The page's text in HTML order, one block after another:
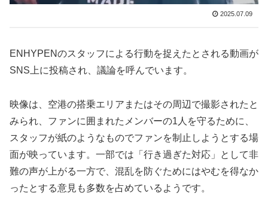
2025.07.09
ENHYPENのスタッフによる行動を捉えたとされる動画が
SNS上に投稿され、議論を呼んでいます。
映像は、空港の搭乗エリアまたはその周辺で撮影されたと
みられ、ファンに囲まれたメンバーの1人を守るために、
スタッフが紙のようなものでファンを制止しようとする場
面が映っています。一部では「行き過ぎた対応」として非
難の声が上がる一方で、混乱を防ぐためにはやむを得なか
ったとする意見も多数を占めているようです。